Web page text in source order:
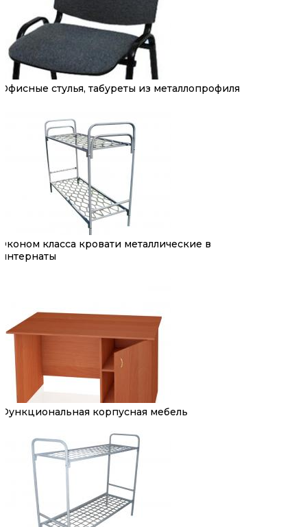
Офисные стулья, табуреты из металлопрофиля
Эконом класса кровати металлические в
интернаты
Функциональная корпусная мебель